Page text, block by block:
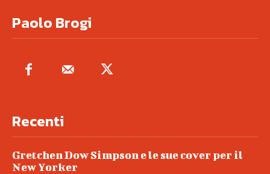
Paolo Brogi
Recenti
Gretchen Dow Simpson e le sue cover per il
New Yorker